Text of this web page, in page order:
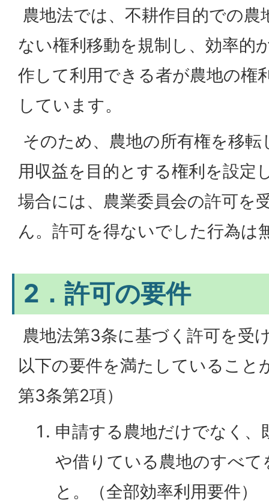
農地法では、不耕作目的での
ない権利移動を規制し、効率的
作して利用できる者が農地の権
しています。
そのため、農地の所有権を移
用収益を目的とする権利を設定
場合には、農業委員会の許可を
ん。許可を得ないでした行為は
2．許可の要件
農地法第3条に基づく許可を受
以下の要件を満たしていること
第3条第2項）
申請する農地だけでなく、
や借りている農地のすべ
と。（全部効率利用要件）